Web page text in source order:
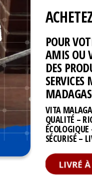
POUR
AMIS OU
DES
VITA
QUALITÉ –
SÉCURISÉ –